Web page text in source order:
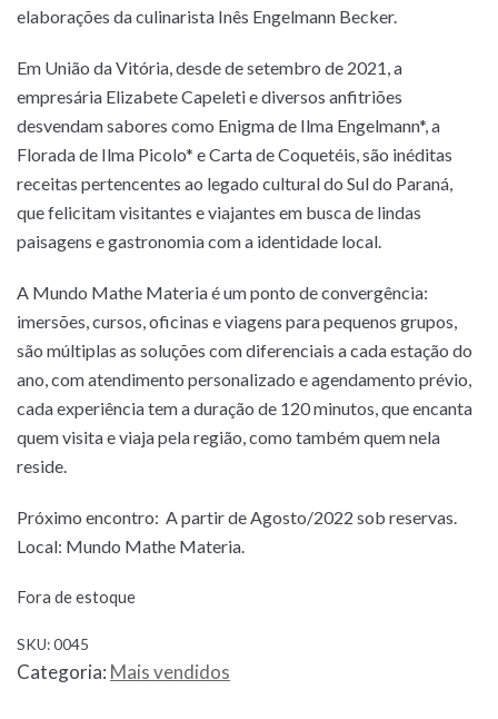
elaborações da culinarista Inês Engelmann Becker.
Em União da Vitória, desde de setembro de 2021, a
empresária Elizabete Capeleti e diversos anfitriões
desvendam sabores como Enigma de Ilma Engelmann*, a
Florada de Ilma Picolo* e Carta de Coquetéis, são inéditas
receitas pertencentes ao legado cultural do Sul do Paraná,
que felicitam visitantes e viajantes em busca de lindas
paisagens e gastronomia com a identidade local.
A Mundo Mathe Materia é um ponto de convergência:
imersões, cursos, oficinas e viagens para pequenos grupos,
são múltiplas as soluções com diferenciais a cada estação do
ano, com atendimento personalizado e agendamento prévio,
cada experiência tem a duração de 120 minutos, que encanta
quem visita e viaja pela região, como também quem nela
reside.
Próximo encontro: A partir de Agosto/2022 sob reservas.
Local: Mundo Mathe Materia.
Fora de estoque
SKU:0045
Categoria: Mais vendidos